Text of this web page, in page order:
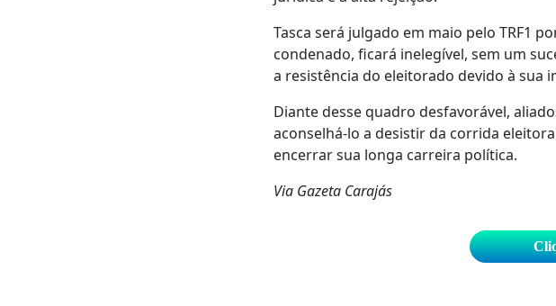
Tasca será julgado em maio pelo TRF1
condenado, ficará inelegível, sem um
a resistência do eleitorado devido à sua
Diante desse quadro desfavorável,
aconselhá-lo a desistir da corrida
encerrar sua longa carreira política.
Via Gazeta Carajás